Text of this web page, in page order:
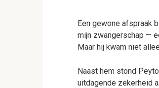
Een gewone afspraak
mijn zwangerschap —
Maar hij kwam niet
Naast hem stond
uitdagende zekerheid